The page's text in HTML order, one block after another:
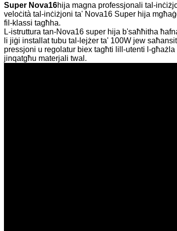
Super Nova16hija magna professjonali tal-
veloċità tal-inċiżjoni ta' Nova16 Super hija
fil-klassi tagħha.
L-istruttura tan-Nova16 super hija b'saħħitha
li jiġi installat tubu tal-lejżer ta' 100W jew
pressjoni u regolatur biex tagħti lill-utenti l-
jinqatgħu materjali twal.